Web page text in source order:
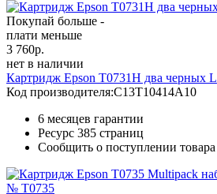
Покупай больше -
плати меньше
3 760р.
нет в наличии
Картридж Epson T0731H два черных L
Код производителя:C13T10414A10
6 месяцев гарантии
Ресурс 385 страниц
Сообщить о поступлении товара